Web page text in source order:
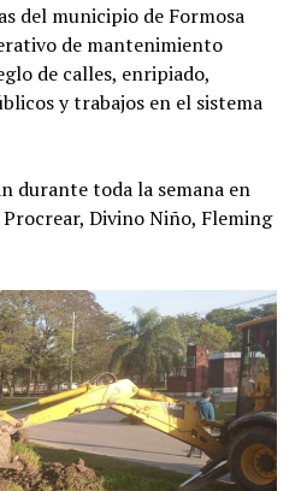
del municipio de Formosa
de mantenimiento
de calles, enripiado,
y trabajos en el sistema
durante toda la semana en
Divino Niño, Fleming